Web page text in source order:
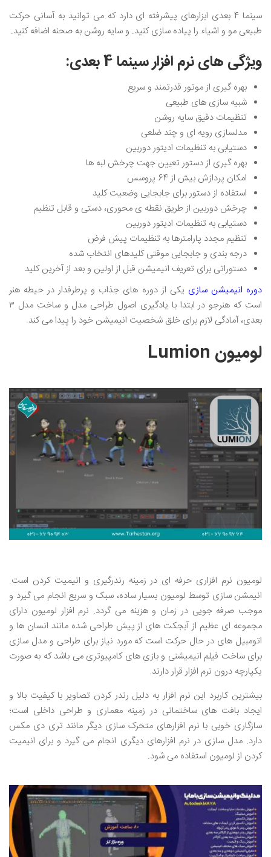
سینما 4 بعدی ابزارهای پیشرفته ای دارد که می توانید به آسانی حرکت
طبیعی مو و اشیاء را پیاده سازی کنید. و سایه روشن به صحنه اضافه کنید.
ویژگی های نرم افزار سینما 4 بعدی:
بهره گیری از موتور قدرتمند و سریع
شبیه سازی های طبیعی
تنظیمات دقیق سایه روشن
مدلسازی رویه ای و چند ضلعی
دستیابی به تنظیمات ادیتور دوربین
بهره گیری از دستور تعیین جهت چرخش لبه ها
امکان پردازش بیش از 64 پروسس
استفاده از دستور برای جابجایی وضعیت کلید
چرخش دوربین از طریق نقطه ی محوری، دستی و قابل تنظیم
دستیابی به تنظیمات ادیتور دوربین
تنظیم مجدد پارامترها به تنظیمات پیش فرض
درجه بندی و جابجایی موقتی کلیدهای انتخاب شده
دستوراتی برای تعریف انیمیشن قبل از اولین و بعد از آخرین کلید
دوره انیمیشن سازی یکی از دوره های جذاب و پرطرفدار در حیطه هنر
است که هنرجو در ابتدا با یادگیری اصول طراحی مدل و ساخت مدل ۳
بعدی، آمادگی لازم برای خلق شخصیت انیمیشن خود را پیدا می کند.
لومیون Lumion
لومیون نرم افزاری حرفه ای در زمینه رندرگیری و انیمیت کردن است.
انیمشن سازی توسط لومیون بسیار ساده، سبک و سریع انجام می گیرد و
موجب صرفه جویی در زمان و هزینه می گردد. نرم افزار لومیون دارای
مجموعه ای عظیم از آبجکت های از پیش طراحی شده مانند انسان ها و
اتومبیل های در حال حرکت است که مورد نیاز برای طراحی و مدل سازی
برای ساخت فیلم انیمیشنی و بازی های کامپیوتری می باشد که به صورت
یکپارچه درون نرم افزار قرار دارند.
بیشترین کاربرد این نرم افزار به دلیل رندر کردن تصاویر با کیفیت بالا و
ایجاد بافت های ساختمانی در زمینه معماری و طراحی داخلی است؛
سازگاری خوبی با نرم افزارهای متحرک سازی دیگر مانند تری دی مکس
دارد. مدل سازی در نرم افزارهای دیگری انجام می گیرد و برای انیمیت
کردن از لومیون استفاده می شود.